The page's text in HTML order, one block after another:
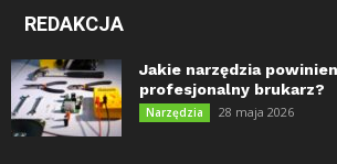
REDAKCJA
Jakie narzędzia
profesjonalny brukarz?
Narzędzia 28 maja 2026